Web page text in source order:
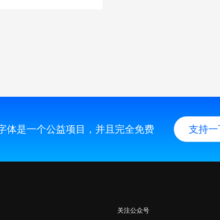
体是一个公益项目，并且完全免费 支持
关注公众号